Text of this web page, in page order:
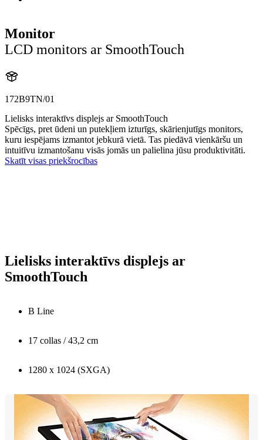
Monitor
LCD monitors ar SmoothTouch
172B9TN/01
Lielisks interaktīvs displejs ar SmoothTouch
Spēcīgs, pret ūdeni un putekļiem izturīgs, skārienjutīgs monitors,
kuru iespējams izmantot jebkurā vietā. Tas piedāvā vienkāršu un
intuitīvu izmantošanu visās jomās un palielina jūsu produktivitāti.
Skatīt visas priekšrocības
Lielisks interaktīvs displejs ar
SmoothTouch
B Line
17 collas / 43,2 cm
1280 x 1024 (SXGA)